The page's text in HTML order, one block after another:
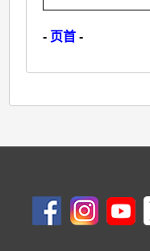
- 页首 -